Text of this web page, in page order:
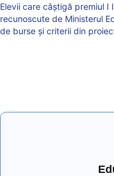
Elevii care câștigă premiul I
recunoscute de Ministerul
de burse și criterii din